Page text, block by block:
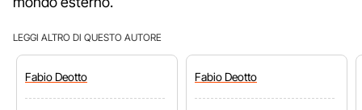
LEGGI ALTRO DI QUESTO AUTORE
FabioDeotto FabioDeotto